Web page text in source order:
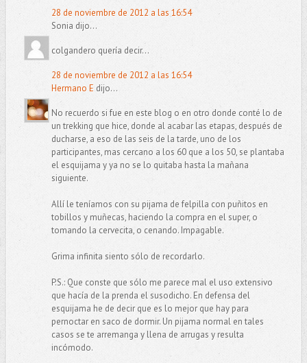
28 de noviembre de 2012 a las 16:54
Sonia dijo...
colgandero quería decir...
28 de noviembre de 2012 a las 16:54
Hermano E dijo...
No recuerdo si fue en este blog o en otro donde conté lo de
un trekking que hice, donde al acabar las etapas, después de
ducharse, a eso de las seis de la tarde, uno de los
participantes, mas cercano a los 60 que a los 50, se plantaba
el esquijama y ya no se lo quitaba hasta la mañana
siguiente.
Allí le teníamos con su pijama de felpilla con puñitos en
tobillos y muñecas, haciendo la compra en el super, o
tomando la cervecita, o cenando. Impagable.
Grima infinita siento sólo de recordarlo.
P.S.: Que conste que sólo me parece mal el uso extensivo
que hacía de la prenda el susodicho. En defensa del
esquijama he de decir que es lo mejor que hay para
pernoctar en saco de dormir. Un pijama normal en tales
casos se te arremanga y llena de arrugas y resulta
incómodo.